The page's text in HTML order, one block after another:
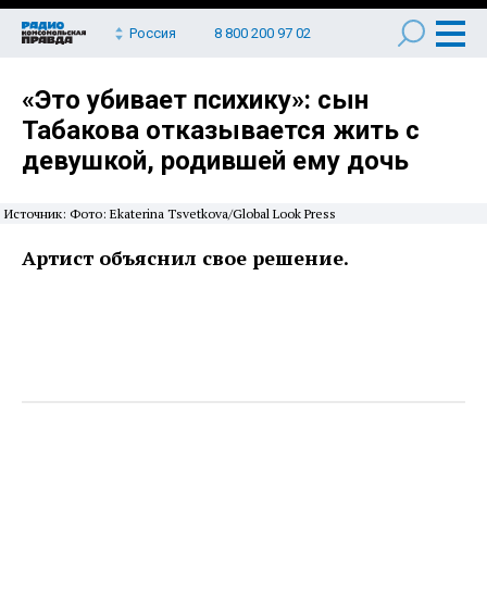
Россия 8 800 200 97 02
«Это убивает психику»: сын
Табакова отказывается жить с
девушкой, родившей ему дочь
Источник: Фото: Ekaterina Tsvetkova/Global Look Press
Артист объяснил свое решение.